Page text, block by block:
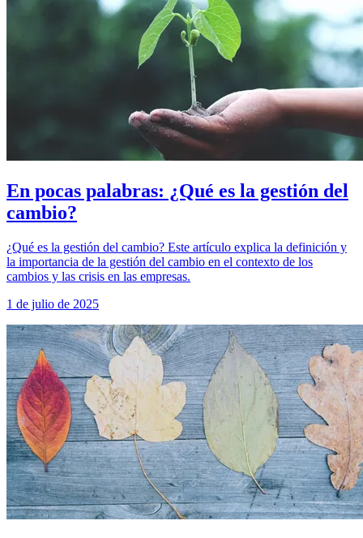
En pocas palabras: ¿Qué es la gestión del
cambio?
¿Qué es la gestión del cambio? Este artículo explica la definición y
la importancia de la gestión del cambio en el contexto de los
cambios y las crisis en las empresas.
1 de julio de 2025